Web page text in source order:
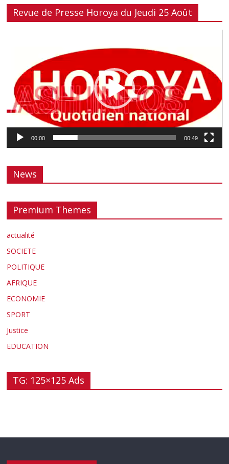
Revue de Presse Horoya du Jeudi 25 Août
00:00 00:49
News
Premium Themes
actualité
SOCIETE
POLITIQUE
AFRIQUE
ECONOMIE
SPORT
Justice
EDUCATION
TG: 125×125 Ads